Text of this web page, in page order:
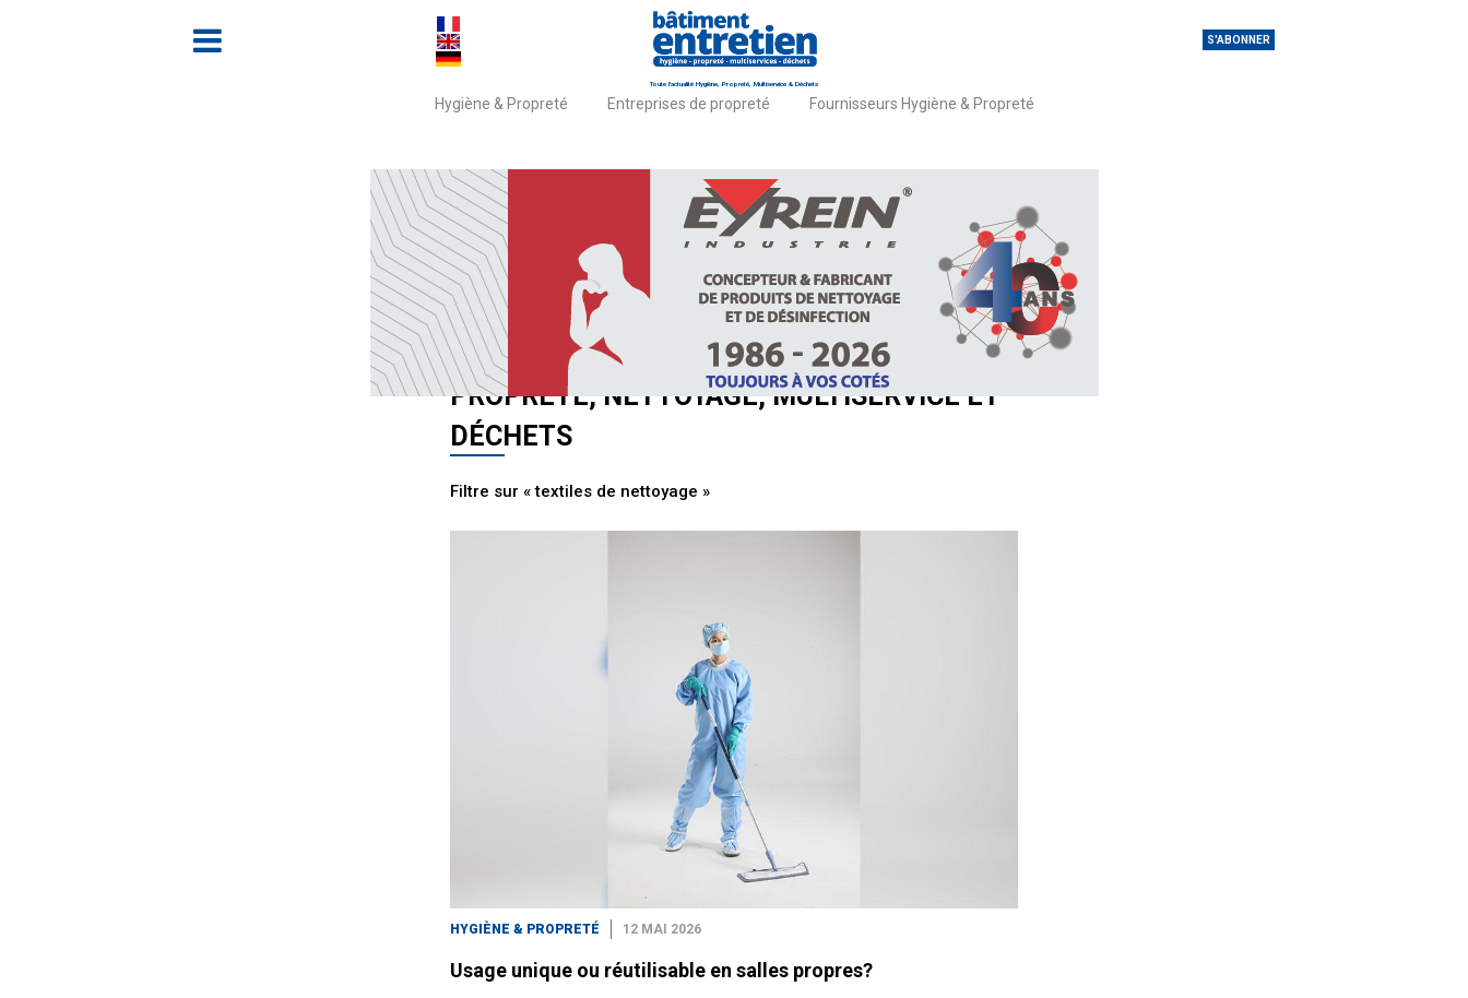
S'ABONNER
Toute l'actualité Hygiène, Propreté, Multiservice & Déchets
Hygiène & Propreté Entreprises de propreté Fournisseurs Hygiène & Propreté
Accueil Actualités
TOUTES LES ACTUALITÉS HYGIÈNE,
PROPRETÉ, NETTOYAGE, MULTISERVICE ET
DÉCHETS
Filtre sur « textiles de nettoyage »
HYGIÈNE & PROPRETÉ 12 MAI 2026
Usage unique ou réutilisable en salles propres?